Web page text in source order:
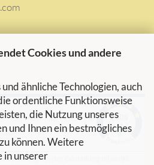
Cookies und andere
ähnliche Technologien, auch
ordentliche Funktionsweise
die Nutzung unseres
und Ihnen ein bestmögliches
können. Weitere
in unserer